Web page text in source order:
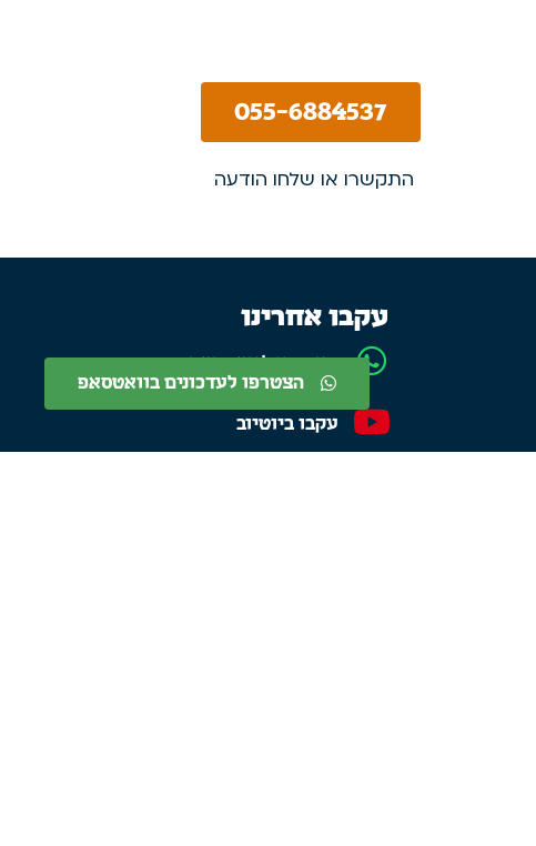
055-6884537
התקשרו או שלחו הודעה
עקבו אחרינו
הצטרפו לוואטסאפ
עקבו ביוטיוב
הצטרפו לעדכונים בוואטסאפ